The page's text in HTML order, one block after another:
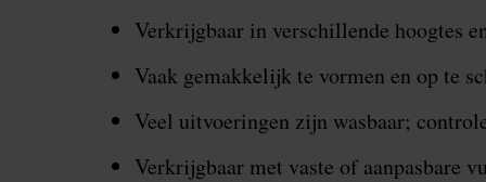
Verkrijgbaar in verschillende hoogtes
Vaak gemakkelijk te vormen en op te
Veel uitvoeringen zijn wasbaar;
Verkrijgbaar met vaste of aanpasbare